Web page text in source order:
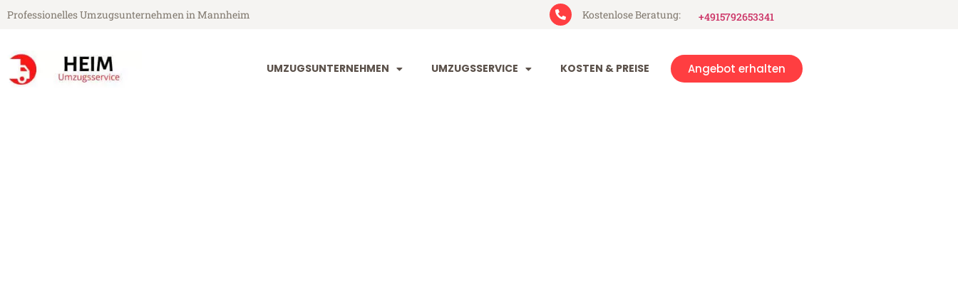
Professionelles Umzugsunternehmen in Mannheim Kostenlose Beratung: +4915792653341
UMZUGSUNTERNEHMEN UMZUGSSERVICE KOSTEN & PREISE Angebot erhalten